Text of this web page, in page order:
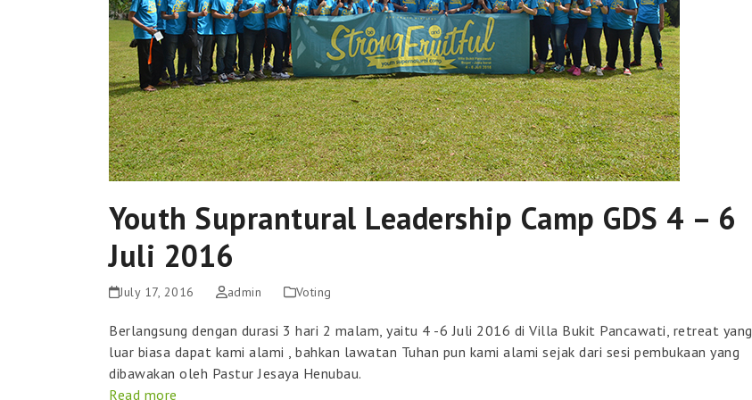
Youth Suprantural Leadership Camp GDS 4 – 6
Juli 2016
July 17, 2016 admin Voting
Berlangsung dengan durasi 3 hari 2 malam, yaitu 4 -6 Juli 2016 di Villa Bukit Pancawati, retreat yang
luar biasa dapat kami alami , bahkan lawatan Tuhan pun kami alami sejak dari sesi pembukaan yang
dibawakan oleh Pastur Jesaya Henubau.
Read more